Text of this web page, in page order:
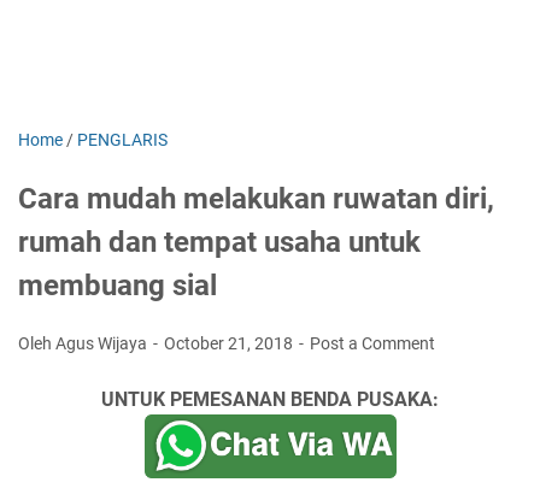
Home / PENGLARIS
Cara mudah melakukan ruwatan diri,
rumah dan tempat usaha untuk
membuang sial
Oleh Agus Wijaya October 21, 2018 Post a Comment
UNTUK PEMESANAN BENDA PUSAKA: